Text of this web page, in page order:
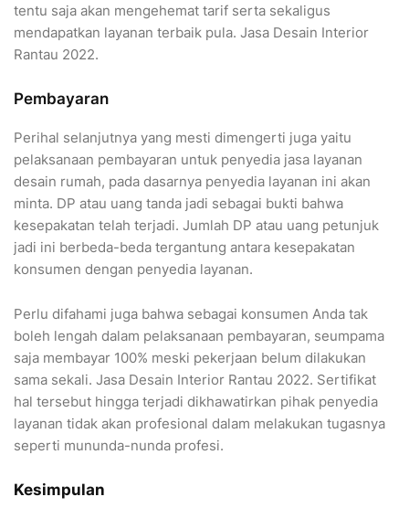
tentu saja akan mengehemat tarif serta sekaligus
mendapatkan layanan terbaik pula. Jasa Desain Interior
Rantau 2022.
Pembayaran
Perihal selanjutnya yang mesti dimengerti juga yaitu
pelaksanaan pembayaran untuk penyedia jasa layanan
desain rumah, pada dasarnya penyedia layanan ini akan
minta. DP atau uang tanda jadi sebagai bukti bahwa
kesepakatan telah terjadi. Jumlah DP atau uang petunjuk
jadi ini berbeda-beda tergantung antara kesepakatan
konsumen dengan penyedia layanan.
Perlu difahami juga bahwa sebagai konsumen Anda tak
boleh lengah dalam pelaksanaan pembayaran, seumpama
saja membayar 100% meski pekerjaan belum dilakukan
sama sekali. Jasa Desain Interior Rantau 2022. Sertifikat
hal tersebut hingga terjadi dikhawatirkan pihak penyedia
layanan tidak akan profesional dalam melakukan tugasnya
seperti mununda-nunda profesi.
Kesimpulan